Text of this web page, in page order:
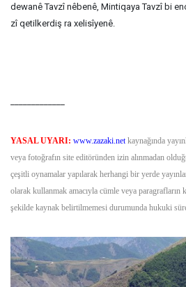
dewanê Tavzî nêbenê, Mintiqaya Tavzî bi
zî qetilkerdiş ra xelisîyenê.
YASAL UYARI: www.zazaki.net kaynağında
veya fotoğrafın site editöründen izin alınmadan
çeşitli oynamalar yapılarak herhangi bir yerde
olarak kullanmak amacıyla cümle veya paragrafların
şekilde kaynak belirtilmemesi durumunda hukuki